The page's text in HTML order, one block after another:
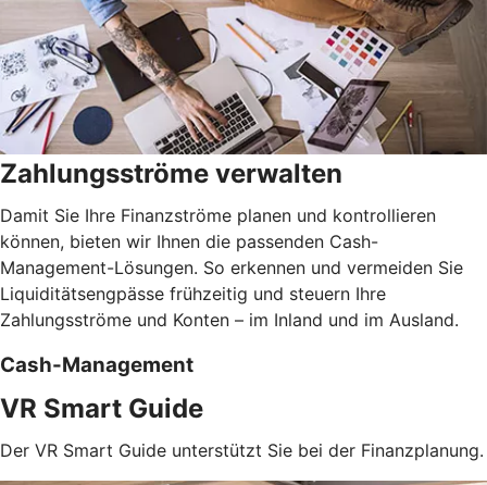
Zahlungsströme verwalten
Damit Sie Ihre Finanzströme planen und kontrollieren
können, bieten wir Ihnen die passenden Cash-
Management-Lösungen. So erkennen und vermeiden Sie
Liquiditätsengpässe frühzeitig und steuern Ihre
Zahlungsströme und Konten – im Inland und im Ausland.
Cash-Management
VR Smart Guide
Der VR Smart Guide unterstützt Sie bei der Finanzplanung.